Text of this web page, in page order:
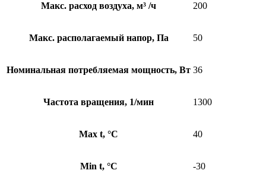
Макс. расход воздуха, м³ /ч 200
Макс. располагаемый напор, Па 50
Номинальная потребляемая мощность, Вт 36
Частота вращения, 1/мин 1300
Max t, °C 40
Min t, °C -30